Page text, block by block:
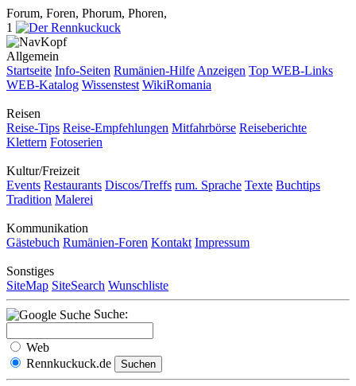
Forum, Foren, Phorum, Phoren,
1
Allgemein
Startseite Info-Seiten Rumänien-Hilfe Anzeigen Top WEB-Links
WEB-Katalog Wissenstest WikiRomania
Reisen
Reise-Tips Reise-Empfehlungen Mitfahrbörse Reiseberichte
Klettern Fotoserien
Kultur/Freizeit
Events Restaurants Discos/Treffs rum. Sprache Texte Buchtips
Tradition Malerei
Kommunikation
Gästebuch Rumänien-Foren Kontakt Impressum
Sonstiges
SiteMap SiteSearch Wunschliste
Suche:
Web
Rennkuckuck.de